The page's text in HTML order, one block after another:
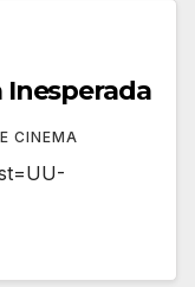
Inesperada
CINEMA